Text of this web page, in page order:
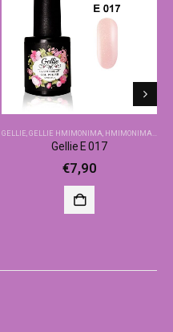
GELLIE GELLIE ΗΜΙΜΌΝΙΜΑ ΗΜΙΜΌΝΙΜΑ-ΒΑΣΙΚΆ ΧΡΏΜΑΤΑ
Gellie E 017
€7,90